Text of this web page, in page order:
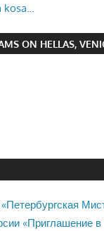
ON HELLAS,
«Приглашение в